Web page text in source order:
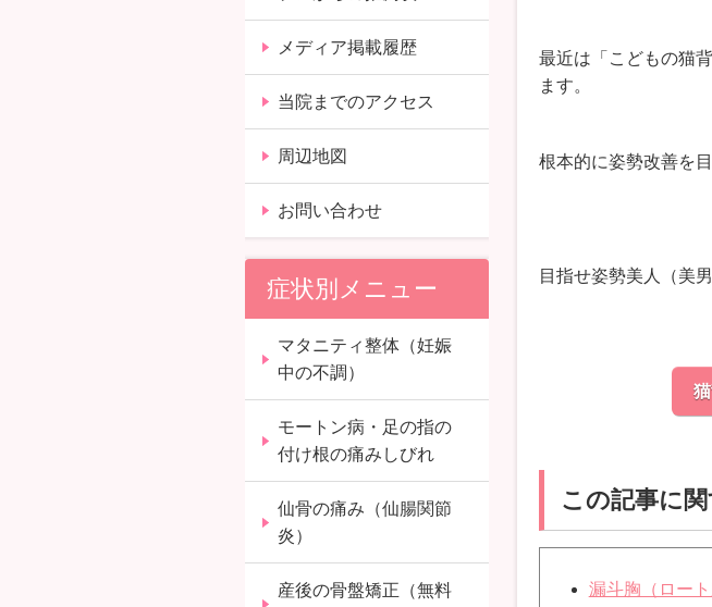
最近は「こどもの猫
ます。
根本的に姿勢改善を
目指せ姿勢美人（美男
この記事に
漏斗胸（ロー
メディア掲載履歴
当院までのアクセス
周辺地図
お問い合わせ
症状別メニュー
マタニティ整体（妊娠
中の不調）
モートン病・足の指の
付け根の痛みしびれ
仙骨の痛み（仙腸関節
炎）
産後の骨盤矯正（無料